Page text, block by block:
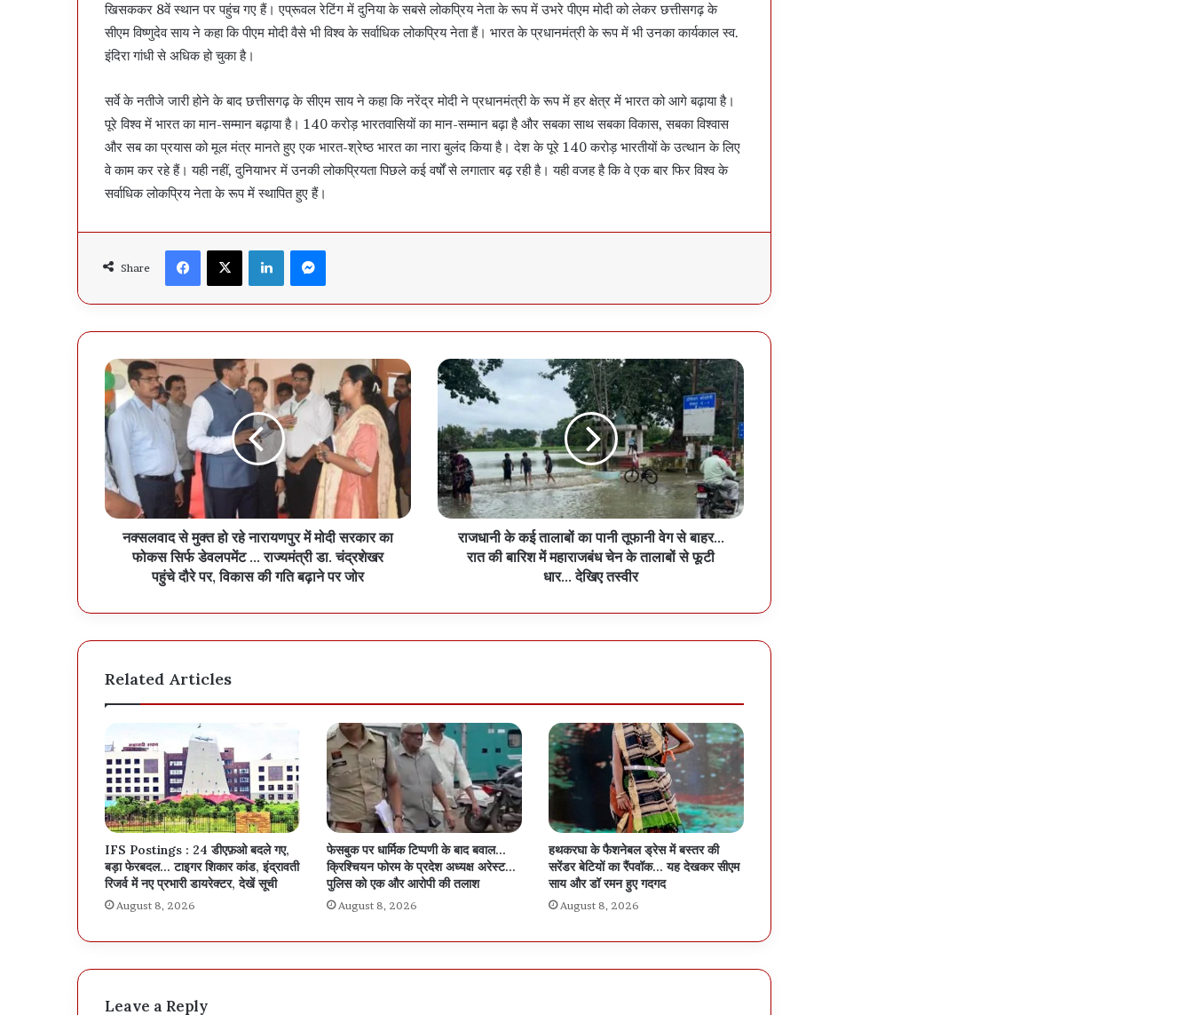
खिसककर 8वें स्थान पर पहुंच गए हैं। एप्रूवल रेटिंग में दुनिया के सबसे लोकप्रिय नेता के रूप में उभरे पीएम मोदी को लेकर छत्तीसगढ़ के
सीएम विष्णुदेव साय ने कहा कि पीएम मोदी वैसे भी विश्व के सर्वाधिक लोकप्रिय नेता हैं। भारत के प्रधानमंत्री के रूप में भी उनका कार्यकाल स्व.
इंदिरा गांधी से अधिक हो चुका है।
सर्वे के नतीजे जारी होने के बाद छत्तीसगढ़ के सीएम साय ने कहा कि नरेंद्र मोदी ने प्रधानमंत्री के रूप में हर क्षेत्र में भारत को आगे बढ़ाया है।
पूरे विश्व में भारत का मान-सम्मान बढ़ाया है। 140 करोड़ भारतवासियों का मान-सम्मान बढ़ा है और सबका साथ सबका विकास, सबका विश्वास
और सब का प्रयास को मूल मंत्र मानते हुए एक भारत-श्रेष्ठ भारत का नारा बुलंद किया है। देश के पूरे 140 करोड़ भारतीयों के उत्थान के लिए
वे काम कर रहे हैं। यही नहीं, दुनियाभर में उनकी लोकप्रियता पिछले कई वर्षों से लगातार बढ़ रही है। यही वजह है कि वे एक बार फिर विश्व के
सर्वाधिक लोकप्रिय नेता के रूप में स्थापित हुए हैं।
Share
Facebook X LinkedIn
नक्सलवाद से मुक्त हो रहे नारायणपुर में मोदी सरकार का
फोकस सिर्फ डेवलपमेंट ... राज्यमंत्री डा. चंद्रशेखर
पहुंचे दौरे पर, विकास की गति बढ़ाने पर जोर
राजधानी के कई तालाबों का पानी तूफानी वेग से बाहर...
रात की बारिश में महाराजबंध चेन के तालाबों से फूटी
धार... देखिए तस्वीर
Related Articles
IFS Postings : 24 डीएफ़ओ बदले गए,
बड़ा फेरबदल… टाइगर शिकार कांड, इंद्रावती
रिजर्व में नए प्रभारी डायरेक्टर, देखें सूची
August 8, 2026
फेसबुक पर धार्मिक टिप्पणी के बाद बवाल…
क्रिश्चियन फोरम के प्रदेश अध्यक्ष अरेस्ट…
पुलिस को एक और आरोपी की तलाश
August 8, 2026
हथकरघा के फैशनेबल ड्रेस में बस्तर की
सरेंडर बेटियों का रैंपवॉक… यह देखकर सीएम
साय और डॉ रमन हुए गदगद
August 8, 2026
Leave a Reply